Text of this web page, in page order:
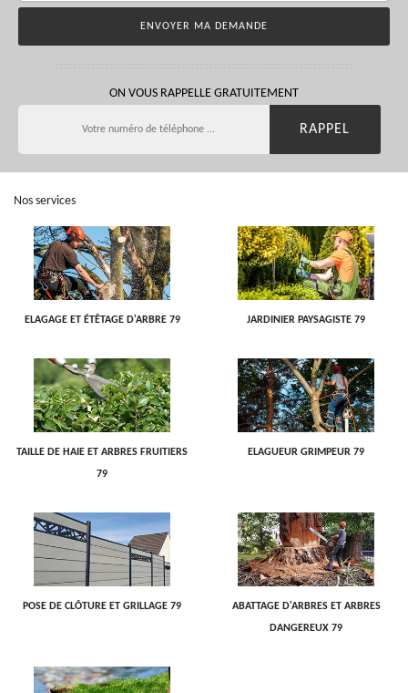
ON VOUS RAPPELLE GRATUITEMENT
Nos services
ELAGAGE ET ÉTÊTAGE D'ARBRE 79 JARDINIER PAYSAGISTE 79
TAILLE DE HAIE ET ARBRES FRUITIERS
79
ELAGUEUR GRIMPEUR 79
POSE DE CLÔTURE ET GRILLAGE 79
ABATTAGE D'ARBRES ET ARBRES
DANGEREUX 79